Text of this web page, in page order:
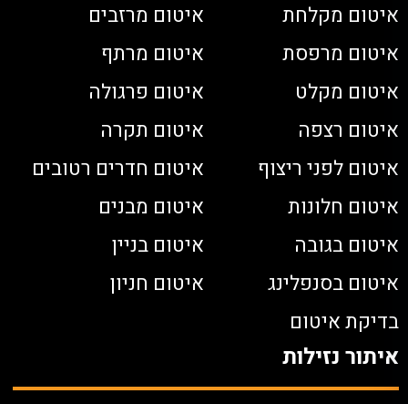
איטום מקלחת
איטום מרזבים
איטום מרפסת
איטום מרתף
איטום מקלט
איטום פרגולה
איטום רצפה
איטום תקרה
איטום לפני ריצוף
איטום חדרים רטובים
איטום חלונות
איטום מבנים
איטום בגובה
איטום בניין
איטום בסנפלינג
איטום חניון
בדיקת איטום
איתור נזילות